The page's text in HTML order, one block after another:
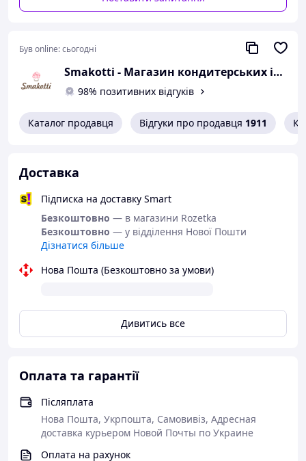
Колір:Коричневий з золотим візерунком
Характеристики:
Розміри: 134х95 мм
Виробник: Ecopack
Був online:сьогодні
Smakotti - Магазин кондитерських інгредієнтів
98% позитивних відгуків
Каталог продавця Відгуки про продавця 1911
Доставка
Підписка на доставку Smart
Безкоштовно — в магазини Rozetka
Безкоштовно — у відділення Нової Пошти
Дізнатися більше
Нова Пошта (Безкоштовно за умови)
Дивитись все
Оплата та гарантії
Післяплата
Нова Пошта, Укрпошта, Самовивіз, Адресная
доставка курьером Новой Почты по Украине
Оплата на рахунок